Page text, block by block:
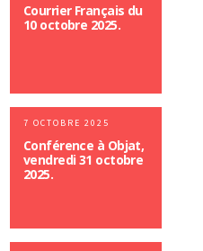
Courrier Français du
10 octobre 2025.
7 OCTOBRE 2025
Conférence à Objat,
vendredi 31 octobre
2025.